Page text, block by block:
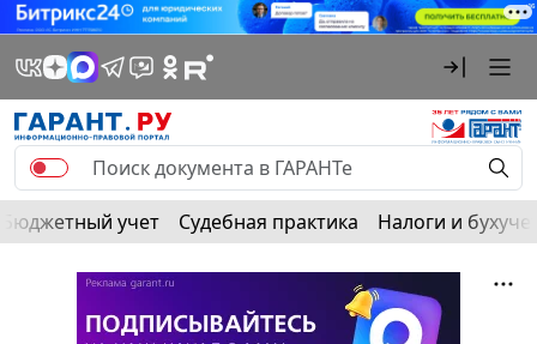
Бюджетный учет Судебная практика Налоги и